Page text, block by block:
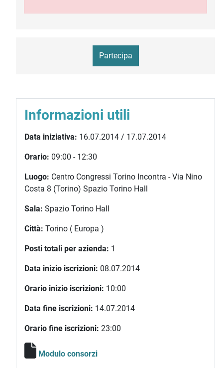
Partecipa
Informazioni utili
Data iniziativa: 16.07.2014 / 17.07.2014
Orario: 09:00 - 12:30
Luogo: Centro Congressi Torino Incontra - Via Nino
Costa 8 (Torino) Spazio Torino Hall
Sala: Spazio Torino Hall
Città: Torino ( Europa )
Posti totali per azienda: 1
Data inizio iscrizioni: 08.07.2014
Orario inizio iscrizioni: 10:00
Data fine iscrizioni: 14.07.2014
Orario fine iscrizioni: 23:00
Modulo consorzi